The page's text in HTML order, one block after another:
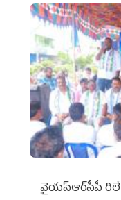
వైయ‌స్ఆర్‌సీపీ రిలే